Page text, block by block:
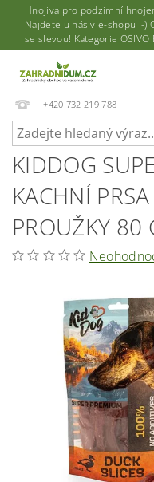
Hnojiva pro podzimní
Najdete u nás v e-shopu :-
se slevou! Kategorie OSIVO
+420 732 219 788
KIDDOG
KACHNÍ
PROUŽKY 80